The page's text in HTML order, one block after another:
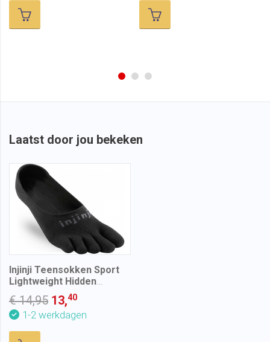
Laatst door jou bekeken
Injinji Teensokken Sport
Lightweight Hidden
Coolmax Zwart
€ 14,95 13,40
1-2 werkdagen